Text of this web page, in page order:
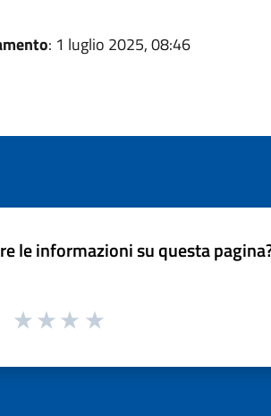
: 1 luglio 2025, 08:46
le informazioni su questa